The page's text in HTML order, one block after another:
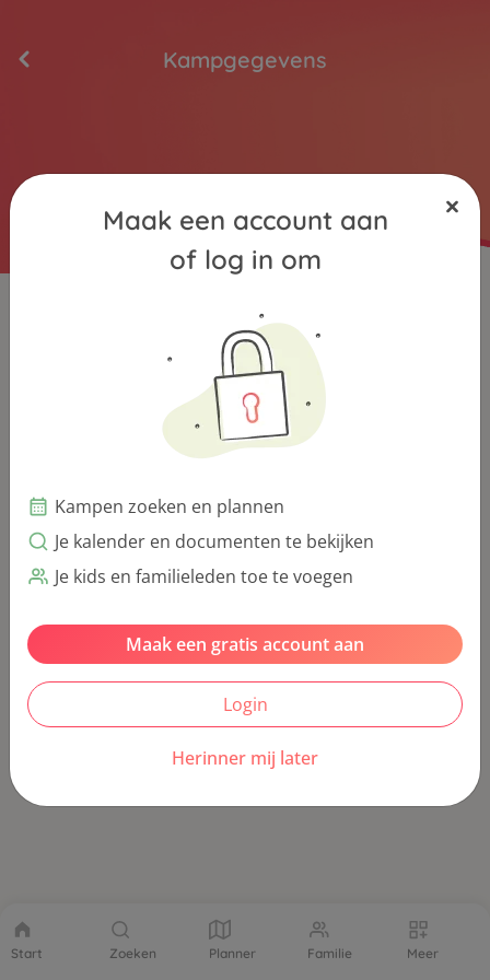
Maak een account aan
of log in om
Kampen zoeken en plannen
Je kalender en documenten te bekijken
Je kids en familieleden toe te voegen
Maak een gratis account aan
Login
Herinner mij later
Kampgegevens
Start Zoeken Planner Familie Meer